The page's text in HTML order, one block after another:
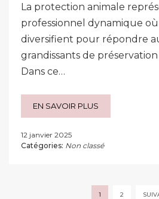
La protection animale
professionnel dynamique où
diversifient pour répondre
grandissants de
Dans ce…
EN SAVOIR PLUS
12 janvier 2025
Catégories: Non classé
1 2